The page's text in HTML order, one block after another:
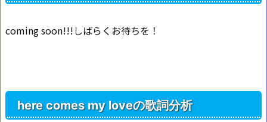
coming soon!!!しばらくお待ちを！
here comes my loveの歌詞分析